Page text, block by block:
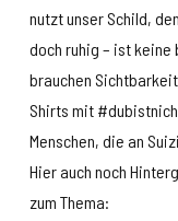
nutzt unser Schild,
doch ruhig – ist
brauchen
Shirts mit
Menschen, die an
Hier auch noch
zum Thema: